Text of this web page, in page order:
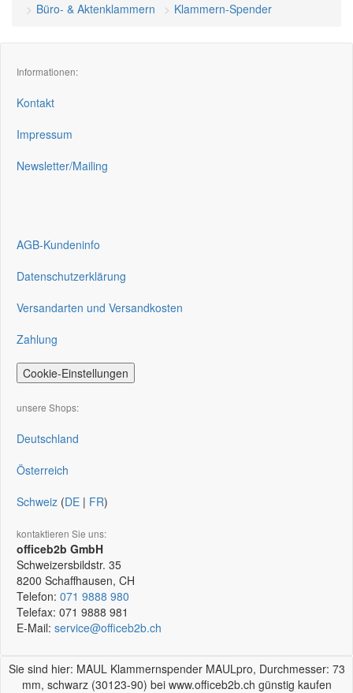
Büro- & Aktenklammern
Klammern-Spender
Informationen:
Kontakt
Impressum
Newsletter/Mailing
AGB-Kundeninfo
Datenschutzerklärung
Versandarten und Versandkosten
Zahlung
Cookie-Einstellungen
unsere Shops:
Deutschland
Österreich
Schweiz (DE | FR)
kontaktieren Sie uns:
officeb2b GmbH
Schweizersbildstr. 35
8200 Schaffhausen, CH
Telefon: 071 9888 980
Telefax: 071 9888 981
E-Mail: service@officeb2b.ch
Sie sind hier: MAUL Klammernspender MAULpro, Durchmesser: 73
mm, schwarz (30123-90) bei www.officeb2b.ch günstig kaufen